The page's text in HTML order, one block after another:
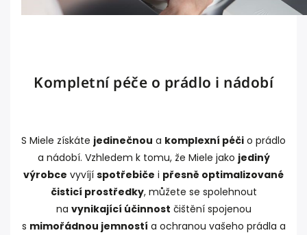
Kompletní péče o prádlo i nádobí
S Miele získáte jedinečnou a komplexní péči o prádlo
a nádobí. Vzhledem k tomu, že Miele jako jediný
výrobce vyvíjí spotřebiče i přesně optimalizované
čisticí prostředky, můžete se spolehnout
na vynikající účinnost čištění spojenou
s mimořádnou jemností a ochranou vašeho prádla a